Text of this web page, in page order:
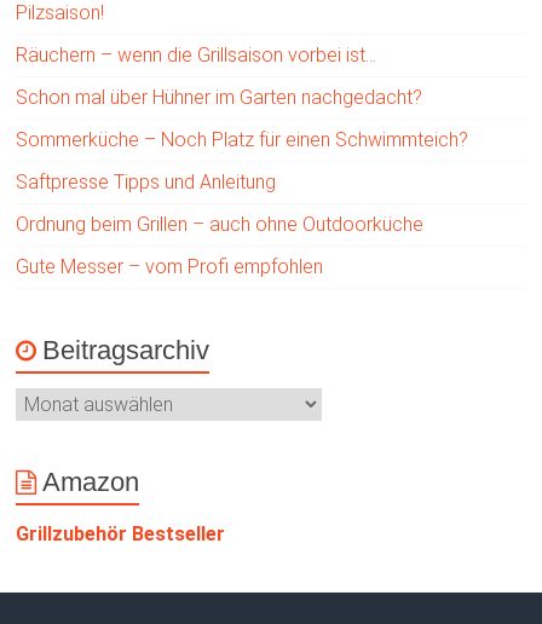
Pilzsaison!
Räuchern – wenn die Grillsaison vorbei ist…
Schon mal über Hühner im Garten nachgedacht?
Sommerküche – Noch Platz für einen Schwimmteich?
Saftpresse Tipps und Anleitung
Ordnung beim Grillen – auch ohne Outdoorküche
Gute Messer – vom Profi empfohlen
Beitragsarchiv
Amazon
Grillzubehör Bestseller